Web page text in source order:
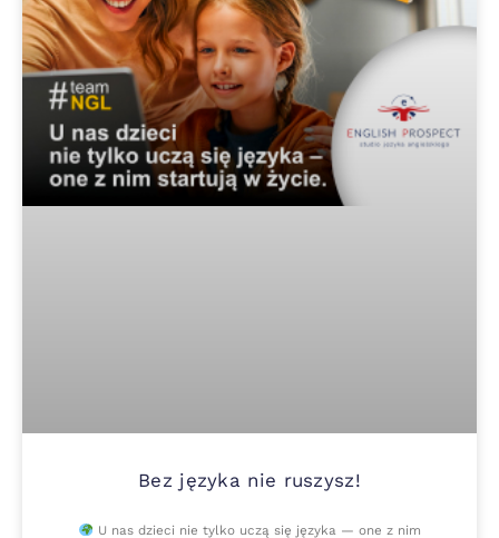
Bez języka nie ruszysz!
U nas dzieci nie tylko uczą się języka — one z nim